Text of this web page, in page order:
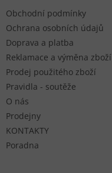
Obchodní podmínky
Ochrana osobních údajů
Doprava a platba
Reklamace a výměna zboží
Prodej použitého zboží
Pravidla - soutěže
O nás
Prodejny
KONTAKTY
Poradna